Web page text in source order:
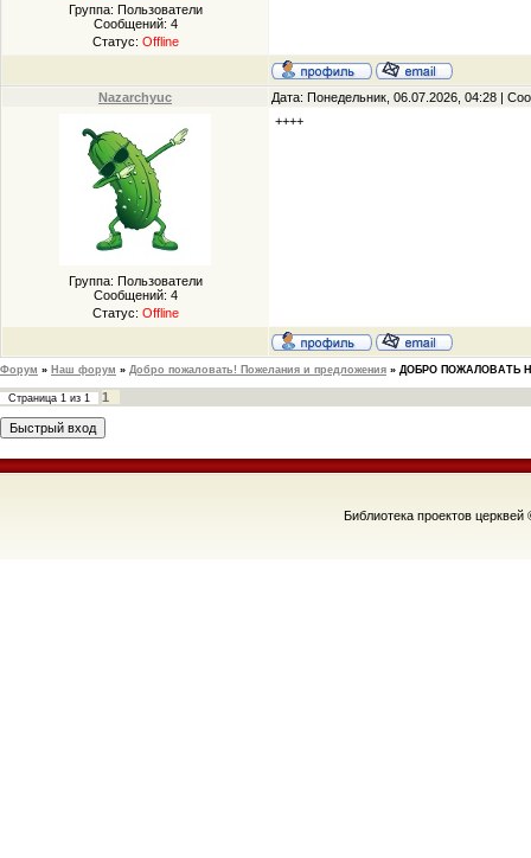
Группа: Пользователи
Сообщений: 4
Статус: Offline
Nazarchyuc Дата: Понедельник, 06.07.2026, 04:28 |
Группа: Пользователи
Сообщений: 4
Статус: Offline
++++
Форум » Наш форум » Добро пожаловать! Пожелания и предложения » ДОБРО ПОЖАЛОВАТЬ
Страница 1 из 1 1
Библиотека проектов церквей